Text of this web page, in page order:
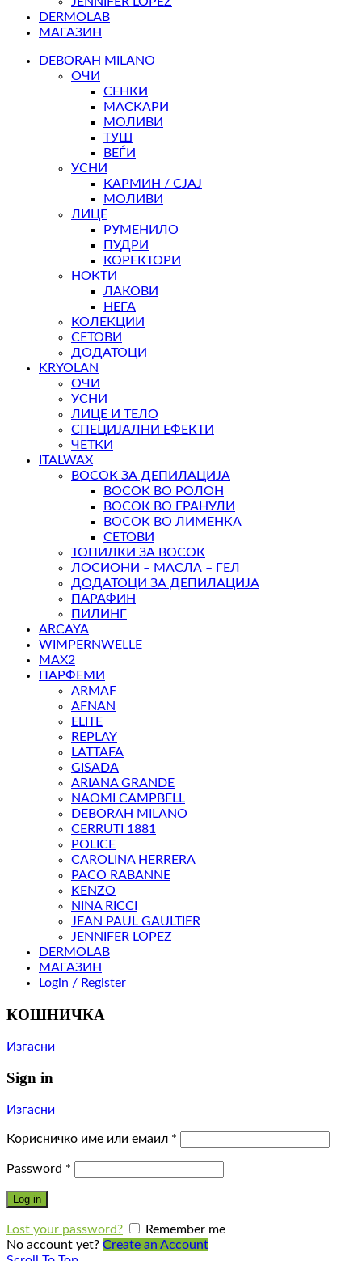
DERMOLAB
МАГАЗИН
DEBORAH MILANO
ОЧИ
СЕНКИ
МАСКАРИ
МОЛИВИ
ТУШ
ВЕЃИ
УСНИ
КАРМИН / СЈАЈ
МОЛИВИ
ЛИЦЕ
РУМЕНИЛО
ПУДРИ
КОРЕКТОРИ
НОКТИ
ЛАКОВИ
НЕГА
КОЛЕКЦИИ
СЕТОВИ
ДОДАТОЦИ
KRYOLAN
ОЧИ
УСНИ
ЛИЦЕ И ТЕЛО
СПЕЦИЈАЛНИ ЕФЕКТИ
ЧЕТКИ
ITALWAX
ВОСОК ЗА ДЕПИЛАЦИЈА
ВОСОК ВО РОЛОН
ВОСОК ВО ГРАНУЛИ
ВОСОК ВО ЛИМЕНКА
СЕТОВИ
ТОПИЛКИ ЗА ВОСОК
ЛОСИОНИ – МАСЛА – ГЕЛ
ДОДАТОЦИ ЗА ДЕПИЛАЦИЈА
ПАРАФИН
ПИЛИНГ
ARCAYA
WIMPERNWELLE
MAX2
ПАРФЕМИ
ARMAF
AFNAN
ELITE
REPLAY
LATTAFA
GISADA
ARIANA GRANDE
NAOMI CAMPBELL
DEBORAH MILANO
CERRUTI 1881
POLICE
CAROLINA HERRERA
PACO RABANNE
KENZO
NINA RICCI
JEAN PAUL GAULTIER
JENNIFER LOPEZ
DERMOLAB
МАГАЗИН
Login / Register
КОШНИЧКА
Изгасни
Sign in
Изгасни
Корисничко име или емаил *
Password *
Log in
Lost your password?
Remember me
No account yet? Create an Account